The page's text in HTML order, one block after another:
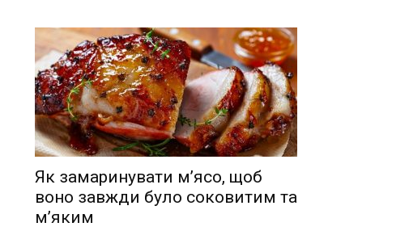
Як замаринувати м’ясо, щоб
воно завжди було соковитим та
м’яким